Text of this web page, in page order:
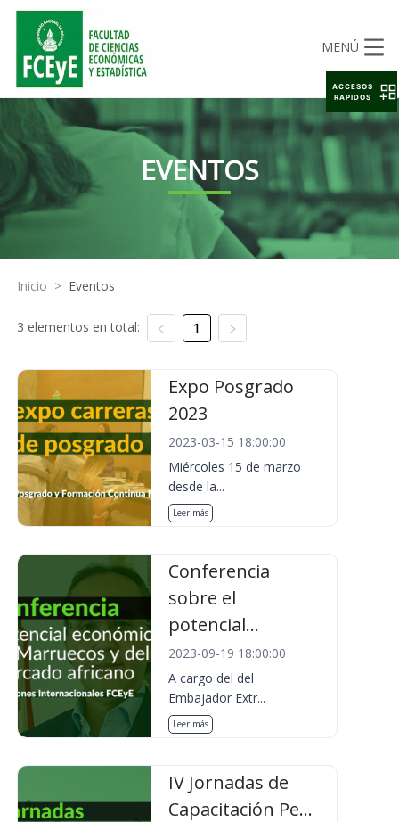
MENÚ
EVENTOS
Inicio > Eventos
3 elementos en total: 1
Expo Posgrado
2023
2023-03-15 18:00:00
Miércoles 15 de marzo
desde la...
Leer más
Conferencia
sobre el
potencial...
2023-09-19 18:00:00
A cargo del del
Embajador Extr...
Leer más
IV Jornadas de
Capacitación Pe...
ACCESOS
RAPIDOS